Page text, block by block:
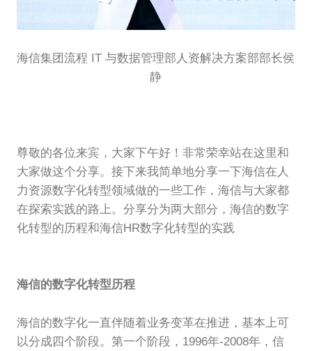
海信集团流程 IT 与数据管理部人资解决方案部部长侯
静
尊敬的各位来宾，大家下午好！非常荣幸站在这里和
大家做这个分享。接下来我简单地分享一下海信在人
力资源数字化转型领域做的一些工作，海信与大家都
在探索实践的路上。分享分为两大部分，海信的数字
化转型的历程和海信HR数字化转型的实践
海信的数字化转型历程
海信的数字化一直伴随着业务变革在推进，基本上可
以分成四个阶段。第一个阶段，1996年-2008年，信